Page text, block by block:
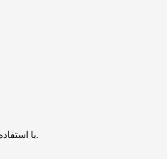
با استفاده از روش‌های زیر می‌توانید این صفحه را با دوستان خود به اشتراک بگذارید.